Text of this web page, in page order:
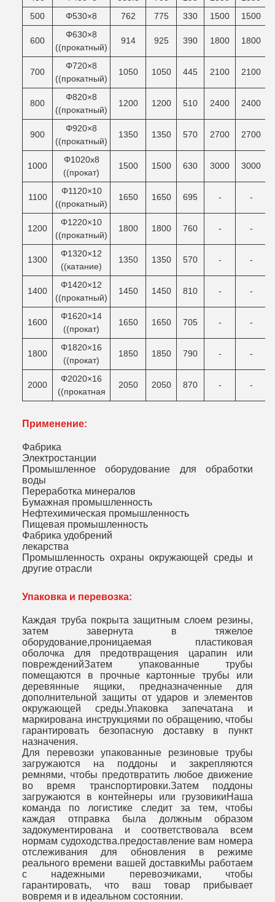
500
Φ530×8 762 775 330 1500 1500
600
Φ630×8
((прокатный)
914 925 390 1800 1800
700
Φ720×8
((прокатный)
1050 1050 445 2100 2100
800
Φ820×8
((прокатный)
1200 1200 510 2400 2400
900
Φ920×8
((прокатный)
1350 1350 570 2700 2700
1000
Φ1020x8
((прокат)
1500 1500 630 3000 3000
1100
Φ1120×10
((прокатный)
1650 1650 695 - -
1200
Φ1220×10
((прокатный)
1800 1800 760 - -
1300
Φ1320×12
((катание)
1350 1350 570 - -
1400
Φ1420×12
((прокатный)
1450 1450 810 - -
1600
Φ1620×14
((прокат)
1650 1650 705 - -
1800
Φ1820×16
((прокат)
1850 1850 790 - -
2000
Φ2020×16
((прокатная
2050 2050 870 - -
Применение:
Фабрика
Электростанции
Промышленное оборудование для обработки
воды
Переработка минералов
Бумажная промышленность
Нефтехимическая промышленность
Пищевая промышленность
Фабрика удобрений
лекарства
Промышленность охраны окружающей среды и
другие отрасли
Упаковка и перевозка:
Каждая труба покрыта защитным слоем резины,
затем завернута в тяжелое
оборудование,проницаемая пластиковая
оболочка для предотвращения царапин или
поврежденийЗатем упакованные трубы
помещаются в прочные картонные трубы или
деревянные ящики, предназначенные для
дополнительной защиты от ударов и элементов
окружающей среды.Упаковка запечатана и
маркирована инструкциями по обращению, чтобы
гарантировать безопасную доставку в пункт
назначения.
Для перевозки упакованные резиновые трубы
загружаются на поддоны и закрепляются
ремнями, чтобы предотвратить любое движение
во время транспортировки.Затем поддоны
загружаются в контейнеры или грузовикиНаша
команда по логистике следит за тем, чтобы
каждая отправка была должным образом
задокументирована и соответствовала всем
нормам судоходства.предоставление вам номера
отслеживания для обновления в режиме
реального времени вашей доставкиМы работаем
с надежными перевозчиками, чтобы
гарантировать, что ваш товар прибывает
вовремя и в идеальном состоянии.